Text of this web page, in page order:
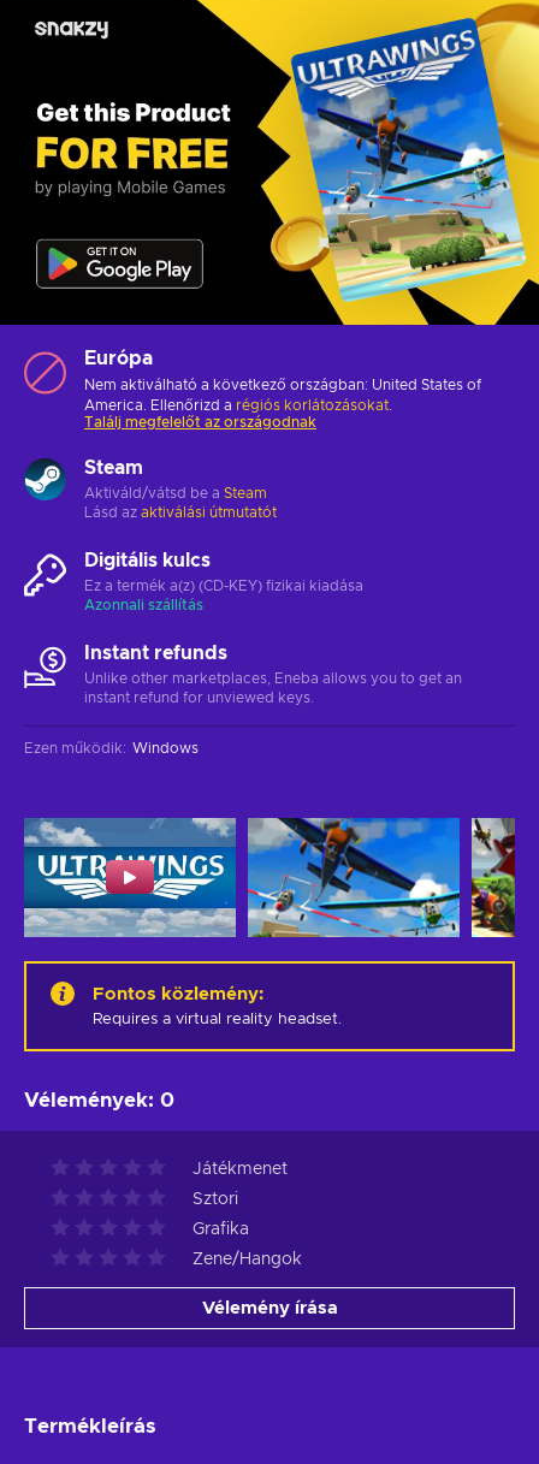
Európa
Nem aktiválható a következő országban: United States of
America. Ellenőrizd a régiós korlátozásokat
Találj megfelelőt az országodnak
Steam
Aktiváld/vátsd be a Steam
Lásd az aktiválási útmutatót
Digitális kulcs
Ez a termék a(z) (CD-KEY) fizikai kiadása
Azonnali szállítás
Instant refunds
Unlike other marketplaces, Eneba allows you to get an
instant refund for unviewed keys.
Ezen működik: Windows
Fontos közlemény:
Requires a virtual reality headset.
Vélemények: 0
Játékmenet
Sztori
Grafika
Zene/Hangok
Vélemény írása
Termékleírás